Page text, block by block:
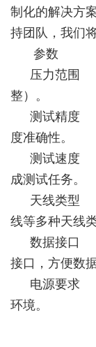
制化的解决方
持团队，我们
参
压力范围
整
测试精度
度准
测试速度
成测试
天线类型
线等多
数据接口
接口，方便
电源要求
环